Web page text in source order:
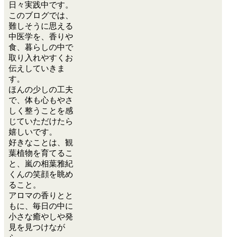
日々実践中です。
このブログでは、
難しそうに思える
中医学を、香りや
食、暮らしの中で
取り入れやすくお
伝えしていきま
す。
ほんの少しの工夫
で、体も心もやさ
しく整うことを感
じていただけたら
嬉しいです。
好きなことは、観
葉植物を育てるこ
と、嵐の相葉雅紀
くんの笑顔を眺め
ること。
アロマの香りとと
もに、毎日の中に
小さな癒やしや発
見を見つけなが